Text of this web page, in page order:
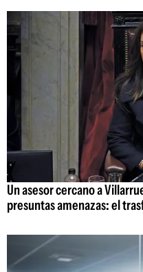
Un asesor cercano a
presuntas amenazas: el